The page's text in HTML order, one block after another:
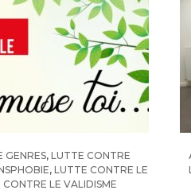
GENRES, LUTTE CONTRE
, LUTTE CONTRE LE
LE VALIDISME